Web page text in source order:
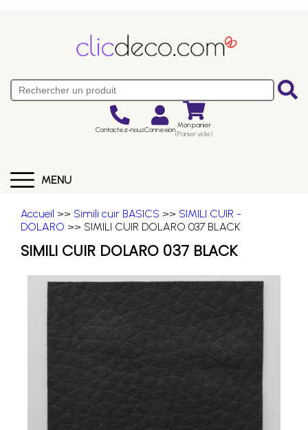
Contactez-nousConnexion Mon panier
(Panier vide)
MENU
Accueil >> Simili cuir BASICS >> SIMILI CUIR -
DOLARO >> SIMILI CUIR DOLARO 037 BLACK
SIMILI CUIR DOLARO 037 BLACK